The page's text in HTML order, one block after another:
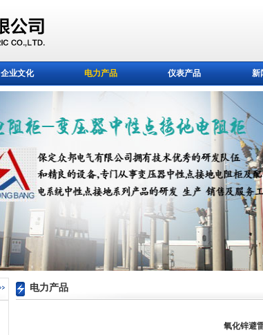
企业文化 电力产品 仪表产品 新
电力产品
氧化锌避